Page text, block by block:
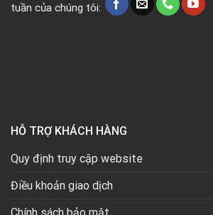
tuần của chúng tôi:
HỖ TRỢ KHÁCH HÀNG
Quy định truy cập website
Điều khoản giao dịch